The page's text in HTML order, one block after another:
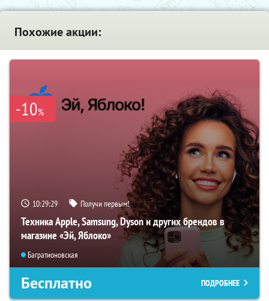
Похожие акции:
-10%
10:29:28 Получи первым!
Техника Apple, Samsung, Dyson и других брендов в
магазине «Эй, Яблоко»
Багратионовская
Бесплатно ПОДРОБНЕЕ